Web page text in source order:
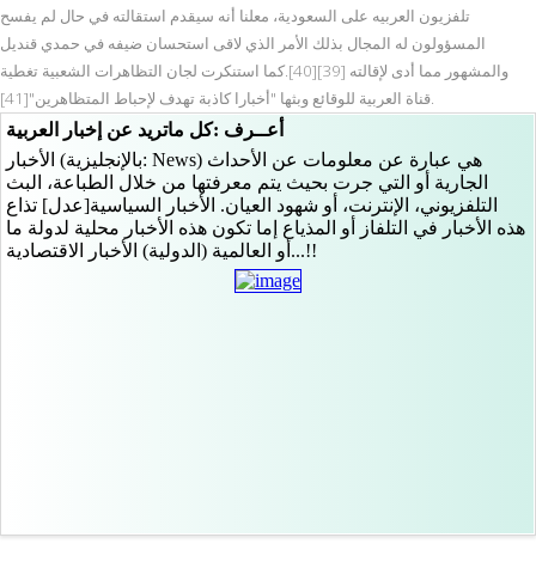
تلفزيون العربيه على السعودية، معلنا أنه سيقدم استقالته في حال لم يفسح
المسؤولون له المجال بذلك الأمر الذي لاقى استحسان ضيفه في حمدي قنديل
والمشهور مما أدى لإقالته [39][40].كما استنكرت لجان التظاهرات الشعبية تغطية
قناة العربية للوقائع وبثها "أخبارا كاذبة تهدف لإحباط المتظاهرين"[41].